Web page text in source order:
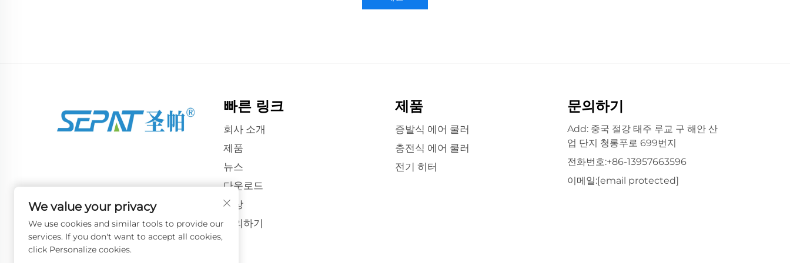
빠른 링크
회사 소개
제품
뉴스
다운로드
영상
문의하기
제품
증발식 에어 쿨러
충전식 에어 쿨러
전기 히터
문의하기
Add: 중국 절강 태주 루교 구 해안 산
업 단지 청롱푸로 699번지
전화번호:+86-13957663596
이메일:[email protected]
We value your privacy
We use cookies and similar tools to provide our
services. If you don't want to accept all cookies,
click Personalize cookies.